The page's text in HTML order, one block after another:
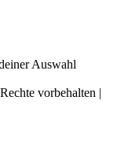
Auswahl
vorbehalten |